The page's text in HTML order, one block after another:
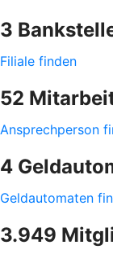
3
Filiale finden
52
Ansprechperson
4
Geldautomaten
3.949